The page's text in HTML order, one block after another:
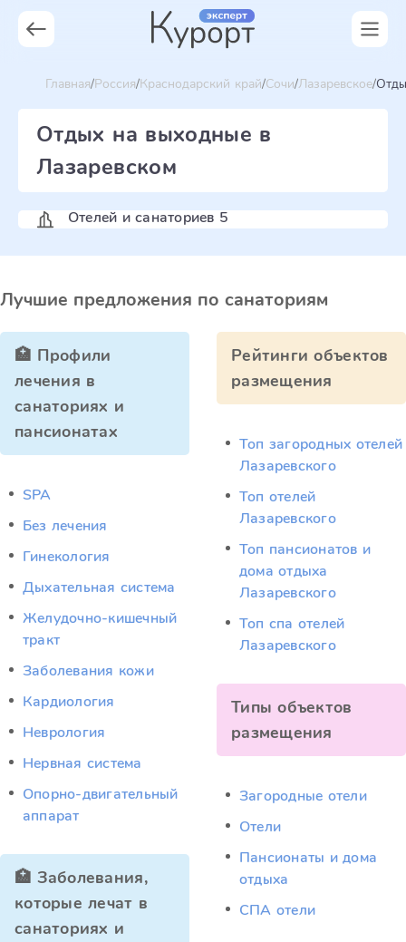
Главная Россия Краснодарский край Сочи Лазаревское
Отдых на выходные в
Лазаревском
Отелей и санаториев 5
Лучшие предложения по санаториям
🏥 Профили
лечения в
санаториях и
пансионатах
SPA
Без лечения
Гинекология
Дыхательная система
Желудочно-кишечный
тракт
Заболевания кожи
Кардиология
Неврология
Нервная система
Опорно-двигательный
аппарат
🏥 Заболевания,
которые лечат в
санаториях и
Рейтинги объектов
размещения
Топ загородных отелей
Лазаревского
Топ отелей
Лазаревского
Топ пансионатов и
дома отдыха
Лазаревского
Топ спа отелей
Лазаревского
Типы объектов
размещения
Загородные отели
Отели
Пансионаты и дома
отдыха
СПА отели